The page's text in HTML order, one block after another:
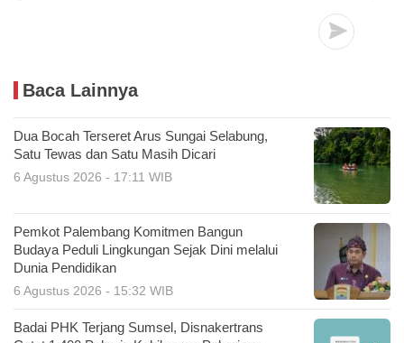
Baca Lainnya
Dua Bocah Terseret Arus Sungai Selabung,
Satu Tewas dan Satu Masih Dicari
6 Agustus 2026 - 17:11 WIB
Pemkot Palembang Komitmen Bangun
Budaya Peduli Lingkungan Sejak Dini melalui
Dunia Pendidikan
6 Agustus 2026 - 15:32 WIB
Badai PHK Terjang Sumsel, Disnakertrans